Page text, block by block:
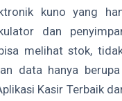
kuno yang
dan
melihat stok,
data hanya
Kasir Terbaik